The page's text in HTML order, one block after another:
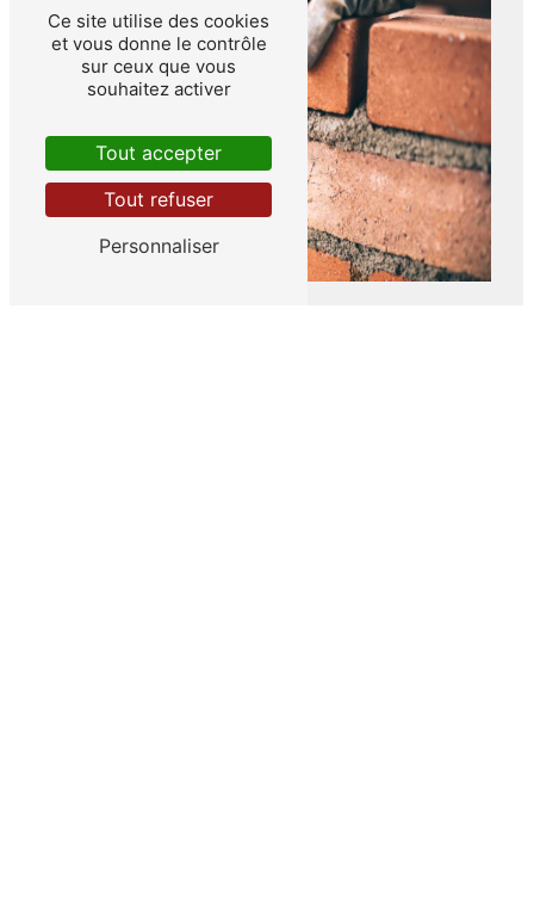
Ce site utilise des cookies
et vous donne le contrôle
sur ceux que vous
souhaitez activer
Tout accepter
Tout refuser
Personnaliser